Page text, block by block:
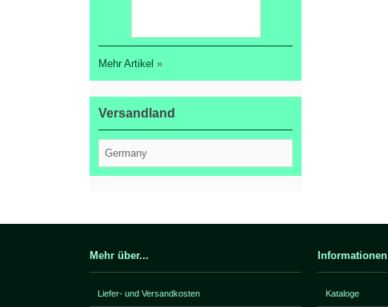
Mehr Artikel »
Versandland
Mehr über...
Liefer- und Versandkosten
Informationen
Kataloge